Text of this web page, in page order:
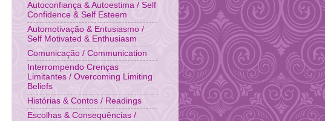
Autoconfiança & Autoestima / Self
Confidence & Self Esteem
Automotivação & Entusiasmo /
Self Motivated & Enthusiasm
Comunicação / Communication
Interrompendo Crenças
Limitantes / Overcoming Limiting
Beliefs
Histórias & Contos / Readings
Escolhas & Consequências /